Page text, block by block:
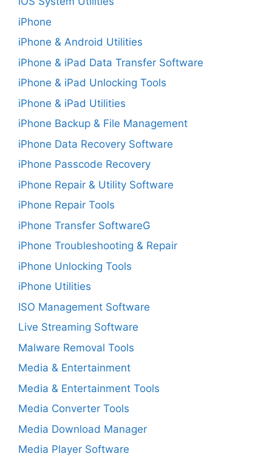
iPhone
iPhone & Android Utilities
iPhone & iPad Data Transfer Software
iPhone & iPad Unlocking Tools
iPhone & iPad Utilities
iPhone Backup & File Management
iPhone Data Recovery Software
iPhone Passcode Recovery
iPhone Repair & Utility Software
iPhone Repair Tools
iPhone Transfer SoftwareG
iPhone Troubleshooting & Repair
iPhone Unlocking Tools
iPhone Utilities
ISO Management Software
Live Streaming Software
Malware Removal Tools
Media & Entertainment
Media & Entertainment Tools
Media Converter Tools
Media Download Manager
Media Player Software